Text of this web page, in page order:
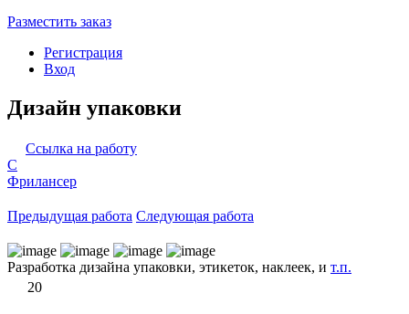
Разместить заказ
Регистрация
Вход
Дизайн упаковки
Ссылка на работу
C
Фрилансер
Предыдущая работа Следующая работа
Разработка дизайна упаковки, этикеток, наклеек, и т.п.
20